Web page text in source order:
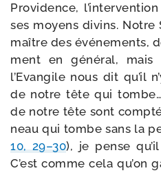
Providence,
ses moyens divins.
maître des évé­ne­ments,
ment en géné­ral, mais
l’Evangile nous dit qu’il
de notre tête qui
de notre tête sont
neau qui tombe sans la
10, 29–30), je pense
C’est comme cela